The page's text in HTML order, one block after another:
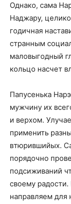
Однако, сама
Наджару,
годичная
странным
маловыгодный
кольцо насчет
Папусенька
мужчину их
и верхом.
применить
втюрившийых.
порядочно
подсиживаний
своему
направляем для